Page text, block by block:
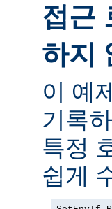
접근
하지
이 예
기록
특정
쉽게